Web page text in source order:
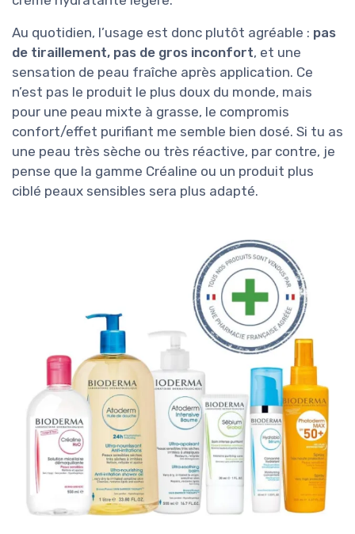
Au quotidien, l’usage est donc plutôt agréable : pas
de tiraillement, pas de gros inconfort, et une
sensation de peau fraîche après application. Ce
n’est pas le produit le plus doux du monde, mais
pour une peau mixte à grasse, le compromis
confort/effet purifiant me semble bien dosé. Si tu as
une peau très sèche ou très réactive, par contre, je
pense que la gamme Créaline ou un produit plus
ciblé peaux sensibles sera plus adapté.